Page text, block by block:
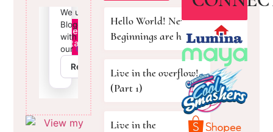
Hello World! New
Beginnings are here!
Live in the overflow!
(Part 1)
Live in the